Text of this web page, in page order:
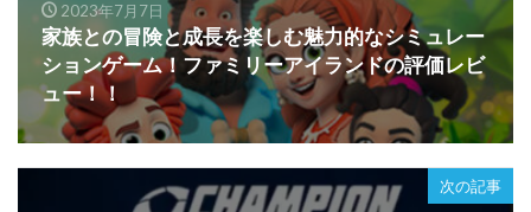
2023年7月7日
家族との冒険と成長を楽しむ魅力的なシミュレー
ションゲーム！ファミリーアイランドの評価レビ
ュー！！
次の記事